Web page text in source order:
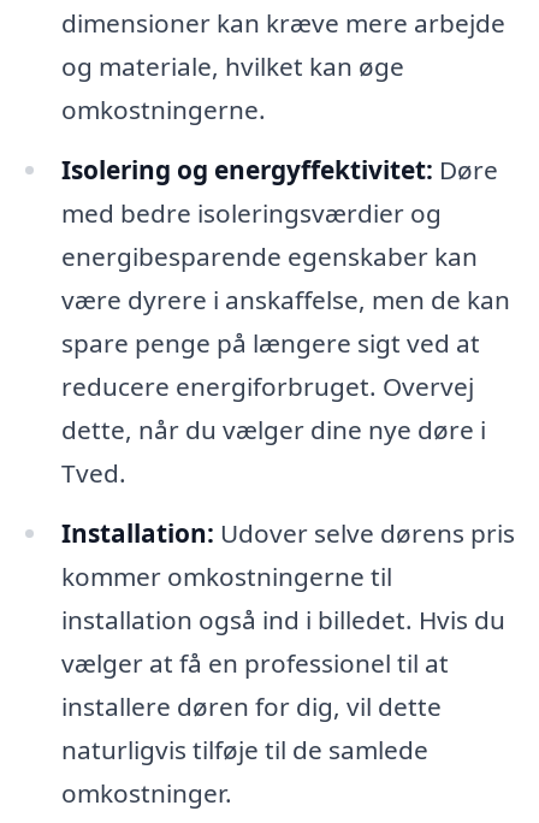
dimensioner kan kræve mere arbejde
og materiale, hvilket kan øge
omkostningerne.
Isolering og energyffektivitet: Døre
med bedre isoleringsværdier og
energibesparende egenskaber kan
være dyrere i anskaffelse, men de kan
spare penge på længere sigt ved at
reducere energiforbruget. Overvej
dette, når du vælger dine nye døre i
Tved.
Installation: Udover selve dørens pris
kommer omkostningerne til
installation også ind i billedet. Hvis du
vælger at få en professionel til at
installere døren for dig, vil dette
naturligvis tilføje til de samlede
omkostninger.